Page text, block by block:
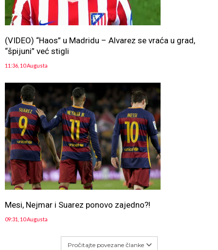
(VIDEO) “Haos” u Madridu – Alvarez se vraća u grad,
“špijuni” već stigli
11:36, 10 Augusta
Mesi, Nejmar i Suarez ponovo zajedno?!
09:31, 10 Augusta
Pročitajte povezane članke